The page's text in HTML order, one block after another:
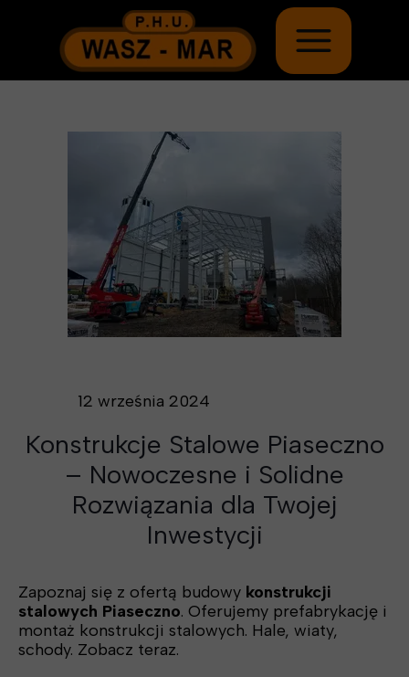
12 września 2024
Konstrukcje Stalowe Piaseczno
– Nowoczesne i Solidne
Rozwiązania dla Twojej
Inwestycji
Zapoznaj się z ofertą budowy konstrukcji
stalowych Piaseczno. Oferujemy prefabrykację i
montaż konstrukcji stalowych. Hale, wiaty,
schody. Zobacz teraz.